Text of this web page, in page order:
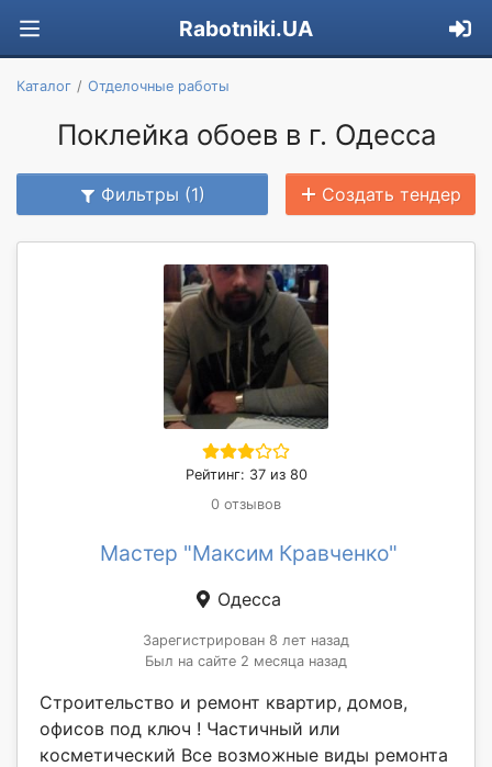
Rabotniki.UA
Каталог Отделочные работы
Поклейка обоев в г. Одесса
Фильтры (1) Создать тендер
Рейтинг: 37 из 80
0 отзывов
Мастер "Максим Кравченко"
Одесса
Зарегистрирован 8 лет назад
Был на сайте 2 месяца назад
Строительство и ремонт квартир, домов,
офисов под ключ ! Частичный или
косметический Все возможные виды ремонта